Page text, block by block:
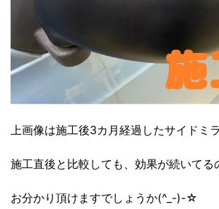
上画像は施工後3カ月経過したサイドミ
施工直後と比較しても、効果が続いてる
お分かり頂けますでしょうか(^_-)-☆